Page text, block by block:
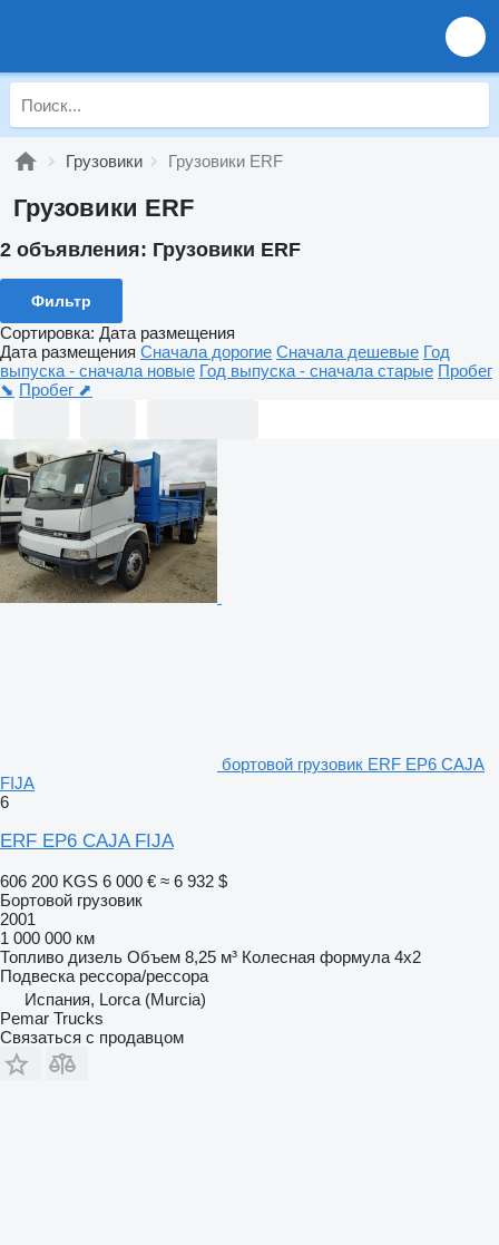
Грузовики Грузовики ERF
Грузовики ERF
2 объявления: Грузовики ERF
Фильтр
Сортировка: Дата размещения
Дата размещения Сначала дорогие Сначала дешевые Год
выпуска - сначала новые Год выпуска - сначала старые Пробег
⬊ Пробег ⬈
бортовой грузовик ERF EP6 CAJA
FIJA
6
ERF EP6 CAJA FIJA
606 200 KGS 6 000 € ≈ 6 932 $
Бортовой грузовик
2001
1 000 000 км
Топливо дизель Объем 8,25 м³ Колесная формула 4x2
Подвеска рессора/рессора
Испания, Lorca (Murcia)
Pemar Trucks
Связаться с продавцом